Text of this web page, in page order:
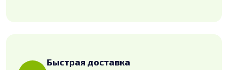
Быстрая доставка